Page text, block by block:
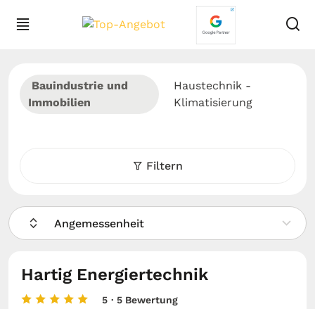
Bauindustrie und
Immobilien
Haustechnik -
Klimatisierung
Filtern
Angemessenheit
Hartig Energiertechnik
5 · 5 Bewertung